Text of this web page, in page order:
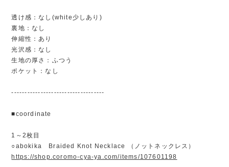
透け感：なし(white少しあり)
裏地：なし
伸縮性：あり
光沢感：なし
生地の厚さ：ふつう
ポケット：なし
-----------------------------------
■coordinate
1～2枚目
○abokika Braided Knot Necklace （ノットネックレス）
https://shop.coromo-cya-ya.com/items/107601198